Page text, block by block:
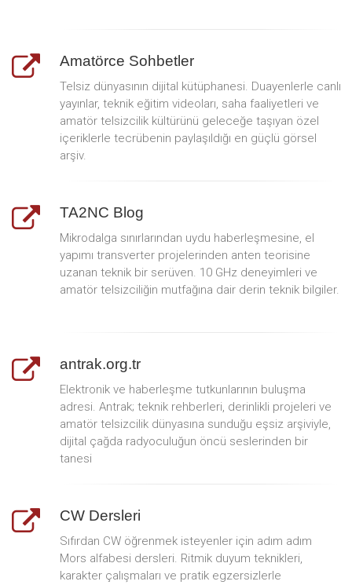
Amatörce Sohbetler
Telsiz dünyasının dijital kütüphanesi. Duayenlerle canlı
yayınlar, teknik eğitim videoları, saha faaliyetleri ve
amatör telsizcilik kültürünü geleceğe taşıyan özel
içeriklerle tecrübenin paylaşıldığı en güçlü görsel
arşiv.
TA2NC Blog
Mikrodalga sınırlarından uydu haberleşmesine, el
yapımı transverter projelerinden anten teorisine
uzanan teknik bir serüven. 10 GHz deneyimleri ve
amatör telsizciliğin mutfağına dair derin teknik bilgiler.
antrak.org.tr
Elektronik ve haberleşme tutkunlarının buluşma
adresi. Antrak; teknik rehberleri, derinlikli projeleri ve
amatör telsizcilik dünyasına sunduğu eşsiz arşiviyle,
dijital çağda radyoculuğun öncü seslerinden bir
tanesi
CW Dersleri
Sıfırdan CW öğrenmek isteyenler için adım adım
Mors alfabesi dersleri. Ritmik duyum teknikleri,
karakter çalışmaları ve pratik egzersizlerle